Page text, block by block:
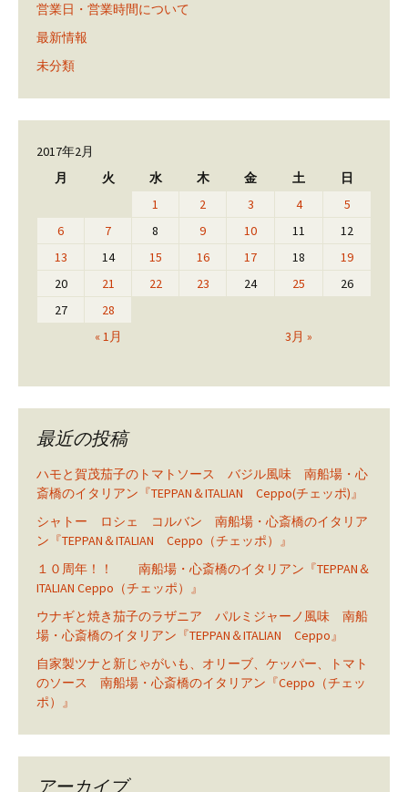
営業日・営業時間について
最新情報
未分類
2017年2月
月
火 水 木 金 土 日
« 1月 3月 »
1 2 3 4
5
6
7 8 9 10 11
12
13
14 15 16 17 18
19
20
21 22 23 24 25
26
27
28
最近の投稿
ハモと賀茂茄子のトマトソース バジル風味 南船場・心
斎橋のイタリアン『TEPPAN＆ITALIAN Ceppo(チェッポ)』
シャトー ロシェ コルバン 南船場・心斎橋のイタリア
ン『TEPPAN＆ITALIAN Ceppo（チェッポ）』
１０周年！！ 南船場・心斎橋のイタリアン『TEPPAN＆
ITALIAN Ceppo（チェッポ）』
ウナギと焼き茄子のラザニア パルミジャーノ風味 南船
場・心斎橋のイタリアン『TEPPAN＆ITALIAN Ceppo』
自家製ツナと新じゃがいも、オリーブ、ケッパー、トマト
のソース 南船場・心斎橋のイタリアン『Ceppo（チェッ
ポ）』
アーカイブ